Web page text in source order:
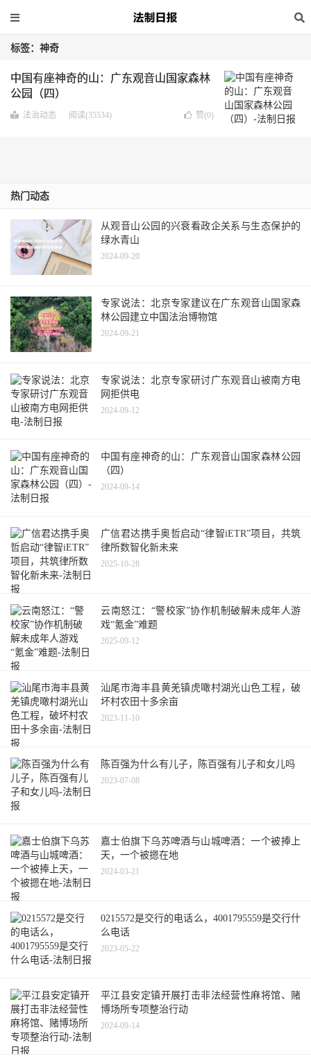
标签：神奇
中国有座神奇的山：广东观音山国家森林
公园（四）
法治动态 阅读(35534) 赞(0)
热门动态
从观音山公园的兴衰看政企关系与生态保护的
绿水青山
2024-09-20
专家说法：北京专家建议在广东观音山国家森
林公园建立中国法治博物馆
2024-09-21
专家说法：北京专家研讨广东观音山被南方电
网拒供电
2024-09-12
中国有座神奇的山：广东观音山国家森林公园
（四）
2024-09-14
广信君达携手奥哲启动“律智iETR”项目，共筑
律所数智化新未来
2025-10-28
云南怒江：“警校家”协作机制破解未成年人游
戏“氪金”难题
2025-09-12
汕尾市海丰县黄羌镇虎噉村湖光山色工程，破
坏村农田十多余亩
2023-11-10
陈百强为什么有儿子，陈百强有儿子和女儿吗
2023-07-08
嘉士伯旗下乌苏啤酒与山城啤酒：一个被捧上
天，一个被摁在地
2024-03-21
0215572是交行的电话么，4001795559是交行什
么电话
2023-05-22
平江县安定镇开展打击非法经营性麻将馆、赌
博场所专项整治行动
2024-09-14